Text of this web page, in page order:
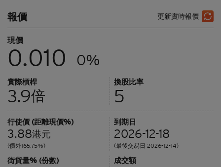
更新實時報價
報價
現價
0.010 0%
實際槓桿
3.9倍
換股比率
5
行使價 (距離現價%)
3.88港元
(價外165.75%)
到期日
2026-12-18
(最後交易日 2026-12-14)
街貨量% (份數) 成交額